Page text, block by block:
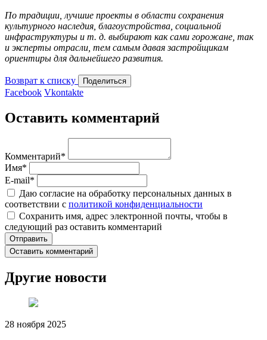
По традиции, лучшие проекты в области сохранения
культурного наследия, благоустройства, социальной
инфраструктуры и т. д. выбирают как сами горожане, так
и эксперты отрасли, тем самым давая застройщикам
ориентиры для дальнейшего развития.
Возврат к списку Поделиться
Facebook Vkontakte
Оставить комментарий
Комментарий*
Имя*
E-mail*
Даю согласие на обработку персональных данных в
соответствии с политикой конфиденциальности
Сохранить имя, адрес электронной почты, чтобы в
следующий раз оставить комментарий
Оставить комментарий
Другие новости
28 ноября 2025